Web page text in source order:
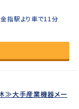
指駅より車で11分
≫大手産業機器メー